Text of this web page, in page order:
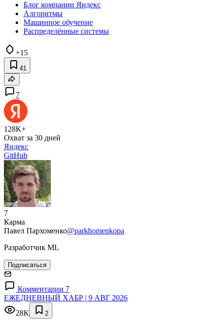
Блог компании Яндекс
Алгоритмы
Машинное обучение
Распределённые системы
+15
41
7
128K+
Охват за 30 дней
Яндекс
GitHub
7
Карма
Павел Пархоменко@parkhomenkopa
Разработчик ML
Подписаться
Комментарии 7
ЕЖЕДНЕВНЫЙ ХАБР | 9 АВГ 2026
28K
2